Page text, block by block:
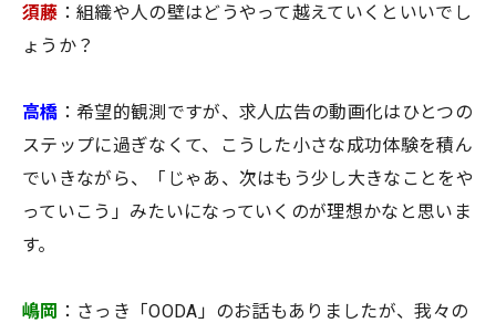
須藤 ：組織や人の壁はどうやって越えていくといいでし
ょうか？
高橋 ：希望的観測ですが、求人広告の動画化はひとつの
ステップに過ぎなくて、こうした小さな成功体験を積ん
でいきながら、「じゃあ、次はもう少し大きなことをや
っていこう」みたいになっていくのが理想かなと思いま
す。
嶋岡 ：さっき「OODA」のお話もありましたが、我々の